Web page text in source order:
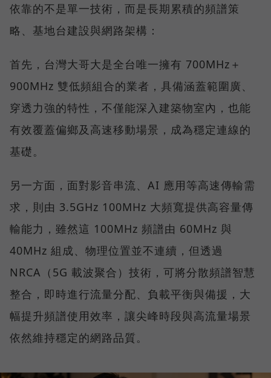
依靠的不是單一技術，而是長期累積的頻譜策
略、基地台建設與網路架構：
首先，台灣大哥大是全台唯一擁有 700MHz＋
900MHz 雙低頻組合的業者，具備涵蓋範圍廣、
穿透力強的特性，不僅能深入建築物室內，也能
有效覆蓋偏鄉及高速移動場景，成為穩定連線的
基礎。
另一方面，面對影音串流、AI 應用等高速傳輸需
求，則由 3.5GHz 100MHz 大頻寬提供高容量傳
輸能力，雖然這 100MHz 頻譜由 60MHz 與
40MHz 組成、物理位置並不連續，但透過
NRCA（5G 載波聚合）技術，可將分散頻譜智慧
整合，即時進行流量分配、負載平衡與備援，大
幅提升頻譜使用效率，讓尖峰時段與高流量場景
依然維持穩定的網路品質。